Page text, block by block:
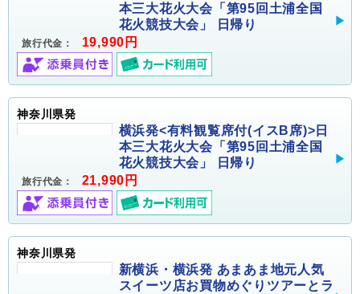
本三大花火大会「第95回土浦全国
花火競技大会」 日帰り
旅行代金： 19,990円
神奈川県発
横浜発<有料観覧席付(イスB席)>日
本三大花火大会「第95回土浦全国
花火競技大会」 日帰り
旅行代金： 21,990円
神奈川県発
新横浜・横浜発 あまあま地元人気
スイーツ店お買物めぐりツアーとラ